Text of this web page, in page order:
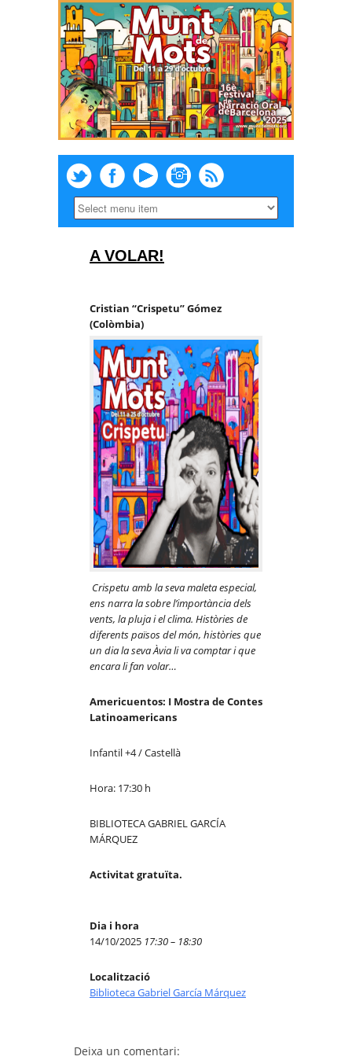
A VOLAR!
Cristian “Crispetu” Gómez
(Colòmbia)
Crispetu amb la seva maleta especial,
ens narra la sobre l’importància dels
vents, la pluja i el clima. Històries de
diferents països del món, històries que
un dia la sevaÀvia li va comptar i que
encara li fan volar…
Americuentos: I Mostra de Contes
Latinoamericans
Infantil +4 / Castellà
Hora: 17:30 h
BIBLIOTECA GABRIEL GARCÍA
MÁRQUEZ
Activitat gratuïta.
Dia i hora
14/10/2025 17:30 – 18:30
Localització
Biblioteca Gabriel García Márquez
Deixa un comentari: